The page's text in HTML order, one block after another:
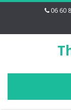
06 60